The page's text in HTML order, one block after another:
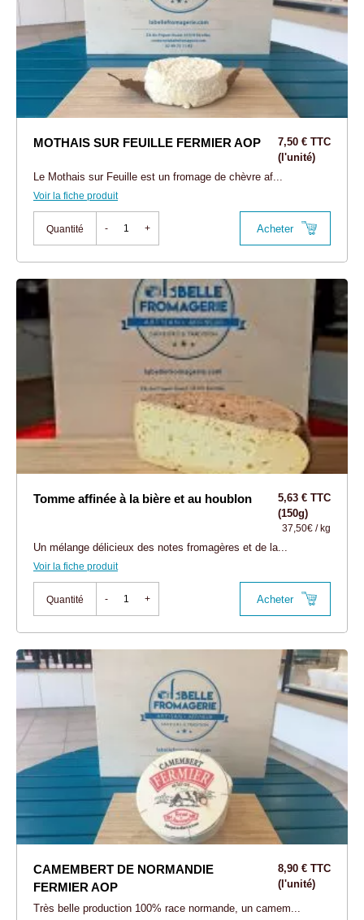
MOTHAIS SUR FEUILLE FERMIER AOP
7,50 € TTC
(l'unité)
Le Mothais sur Feuille est un fromage de chèvre af...
Voir la fiche produit
Quantité - + Acheter
Tomme affinée à la bière et au houblon
5,63 € TTC
(150g)
37,50€ / kg
Un mélange délicieux des notes fromagères et de la...
Voir la fiche produit
Quantité - + Acheter
CAMEMBERT DE NORMANDIE
FERMIER AOP
8,90 € TTC
(l'unité)
Très belle production 100% race normande, un camem...